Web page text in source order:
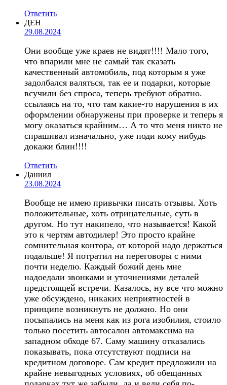
Ответить
ДЕН
29.08.2024
Они вообще уже краев не видят!!!! Мало того,
что впарили мне не самый так сказать
качественный автомобиль, под которым я уже
задолбался валяться, так ее и подарки, которые
всучили без спроса, теперь требуют обратно.
ссылаясь на то, что там какие-то нарушения в их
оформлении обнаружены при проверке и теперь я
могу оказаться крайним… А то что меня никто не
спрашивал изначально, уже поди кому нибудь
докажи блин!!!!
Ответить
Даниил
23.08.2024
Вообще не имею привычки писать отзывы. Хоть
положительные, хоть отрицательные, суть в
другом. Но тут накипело, что называется! Какой
это к чертям автодилер! Это просто крайне
сомнительная контора, от которой надо держаться
подальше! Я потратил на переговоры с ними
почти неделю. Каждый божий день мне
надоедали звонками и уточнениями деталей
предстоящей встречи. Казалось, ну все что можно
уже обсуждено, никаких неприятностей в
принципе возникнуть не должно. Но они
посыпались на меня как из рога изобилия, стоило
только посетить автосалон автомаксима на
западном обходе 67. Саму машину отказались
показывать, пока отсутствуют подписи на
кредитном договоре. Сам кредит предложили на
крайне невыгодных условиях, об обещанных